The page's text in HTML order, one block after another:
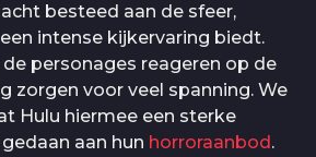
besteed aan de sfeer,
intense kijkervaring biedt.
personages reageren op de
zorgen voor veel spanning. We
Hulu hiermee een sterke
aan hun horroraanbod.